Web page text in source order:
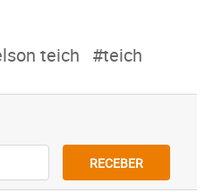
teich #teich
RECEBER